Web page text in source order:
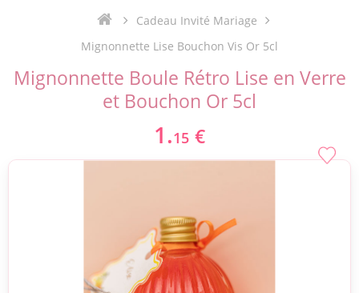
Livraison point relais gratuit dès 89 € ! *
Payez votre commande en 4X sans frais
Cadeau Invité Mariage
Mignonnette Lise Bouchon Vis Or 5cl
Mignonnette Boule Rétro Lise en Verre
et Bouchon Or 5cl
1.15 €